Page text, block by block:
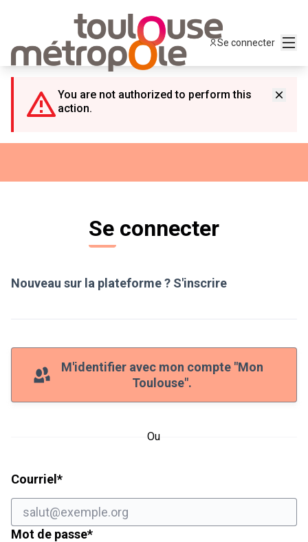
Se connecter
You are not authorized to perform this
action.
Se connecter
Nouveau sur la plateforme ? S'inscrire
M'identifier avec mon compte "Mon
Toulouse".
Ou
Courriel *Champ obligatoire
Mot de passe*Champ obligatoire